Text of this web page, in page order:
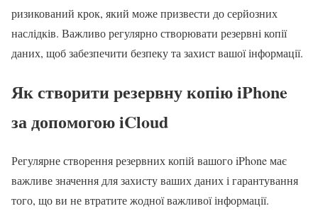
ризикований крок, який може призвести до серйозних
наслідків. Важливо регулярно створювати резервні копії
даних, щоб забезпечити безпеку та захист вашої інформації.
Як створити резервну копію iPhone
за допомогою iCloud
Регулярне створення резервних копій вашого iPhone має
важливе значення для захисту ваших даних і гарантування
того, що ви не втратите жодної важливої інформації.